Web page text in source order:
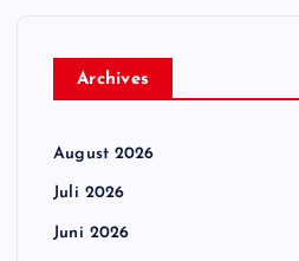
Archives
August 2026
Juli 2026
Juni 2026